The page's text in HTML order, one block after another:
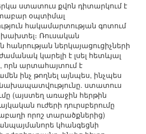
ստատուս քվոն դիտարկում է
օպտիմալ
հակամարտության գոտում
խախտել։ Ռուսական
ներկայացուցիչների
կարելի է լսել հետևյալ
արտահայտում է
ինչ թողնել այնպես, ինչպես
ստատուս
(այստեղ առաջին հերթին
ուժերի դուրսբերումը
որոշ տարածքներից)
կհանգեցնի